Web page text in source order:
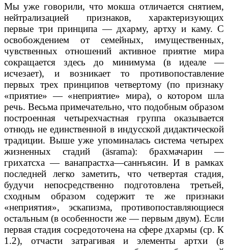
Мы уже говорили, что мокша отличается снятием,
нейтрализацией признаков, характеризующих
первые три принципа — дхарму, артху и каму. С
освобождением от семейных, имущественных,
чувственных отношений активное приятие мира
сокращается здесь до минимума (в идеале —
исчезает), и возникает то противопоставление
первых трех принципов четвертому (по признаку
«приятие» — «неприятие» мира), о котором шла
речь. Весьма примечательно, что подобным образом
построенная четырехчастная группа оказывается
отнюдь не единственной в индусской дидактической
традиции. Выше уже упоминалась система четырех
жизненных стадий (äsrama): брахмачарин —
грихатсха — ванапрастха—саннъясин. И в рамках
последней легко заметить, что четвертая стадия,
будучи непосредственно подготовлена третьей,
сходным образом содержит те же признаки
«неприятия», эскапизма, противопоставляющиеся
остальным (в особенности же — первым двум). Если
первая стадия сосредоточена на сфере дхармы (ср. К
1.2), отчасти затрагивая и элементы артхи (в